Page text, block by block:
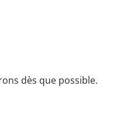
dès que possible.